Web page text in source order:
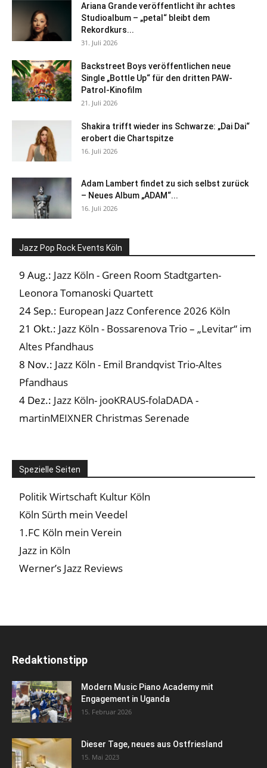
Ariana Grande veröffentlicht ihr achtes
Studioalbum – „petal“ bleibt dem
Rekordkurs...
31. Juli 2026
Backstreet Boys veröffentlichen neue
Single „Bottle Up“ für den dritten PAW-
Patrol-Kinofilm
21. Juli 2026
Shakira trifft wieder ins Schwarze: „Dai Dai“
erobert die Chartspitze
16. Juli 2026
Adam Lambert findet zu sich selbst zurück
– Neues Album „ADAM“...
16. Juli 2026
Jazz Pop Rock Events Köln
9 Aug.: Jazz Köln - Green Room Stadtgarten-
Leonora Tomanoski Quartett
24 Sep.: European Jazz Conference 2026 Köln
21 Okt.: Jazz Köln - Bossarenova Trio – „Levitar“ im
Altes Pfandhaus
8 Nov.: Jazz Köln - Emil Brandqvist Trio-Altes
Pfandhaus
4 Dez.: Jazz Köln- jooKRAUS-folaDADA -
martinMEIXNER Christmas Serenade
Spezielle Seiten
Politik Wirtschaft Kultur Köln
Köln Sürth mein Veedel
1.FC Köln mein Verein
Jazz in Köln
Werner’s Jazz Reviews
Redaktionstipp
Modern Music Piano Academy mit
Engagement in Uganda
15. Februar 2026
Dieser Tage, neues aus Ostfriesland
15. Mai 2023